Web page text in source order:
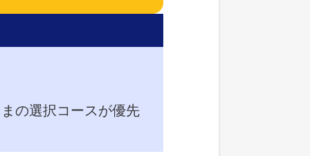
の選択コースが優先